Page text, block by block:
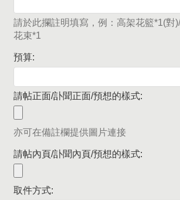
請於此攔註明填寫，例：高架花籃*1(對
花束*1
預算:
請帖正面/訃聞正面/預想的樣式:
亦可在備註欄提供圖片連接
請帖內頁/訃聞內頁/預想的樣式:
取件方式: